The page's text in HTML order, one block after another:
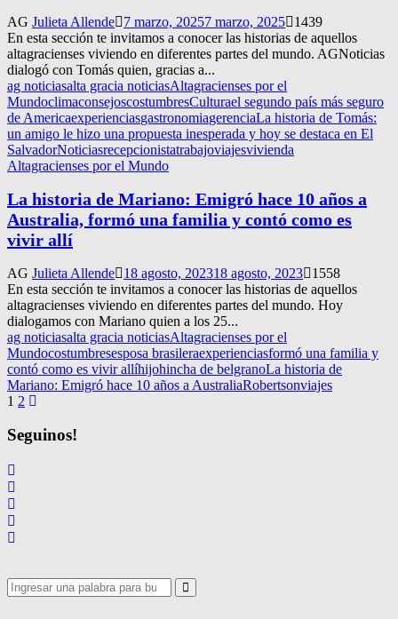
AG Julieta Allende 7 marzo, 20257 marzo, 2025
1439
En esta sección te invitamos a conocer las historias de aquellos
altagracienses viviendo en diferentes partes del mundo. AGNoticias
dialogó con Tomás quien, gracias a...
ag noticiasalta gracia noticiasAltagracienses por el
MundoclimaconsejoscostumbresCulturael segundo país más seguro
de AmericaexperienciasgastronomiagerenciaLa historia de Tomás:
un amigo le hizo una propuesta inesperada y hoy se destaca en El
SalvadorNoticiasrecepcionistatrabajoviajesvivienda
Altagracienses por el Mundo
La historia de Mariano: Emigró hace 10 años a
Australia, formó una familia y contó como es
vivir allí
AG Julieta Allende 18 agosto, 202318 agosto, 2023
1558
En esta sección te invitamos a conocer las historias de aquellos
altagracienses viviendo en diferentes partes del mundo. Hoy
dialogamos con Mariano quien a los 25...
ag noticiasalta gracia noticiasAltagracienses por el
Mundocostumbresesposa brasileraexperienciasformó una familia y
contó como es vivir allíhijohincha de belgranoLa historia de
Mariano: Emigró hace 10 años a AustraliaRobertsonviajes
Navegación
de
entradas
1 2
Seguinos!
Search
for:
Search